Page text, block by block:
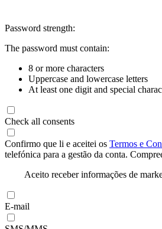
Password strength:
The password must contain:
8 or more characters
Uppercase and lowercase letters
At least one digit and special
Check all consents
Confirmo que li e aceitei os Termos e
telefónica para a gestão da conta.
Aceito receber informações de
E-mail